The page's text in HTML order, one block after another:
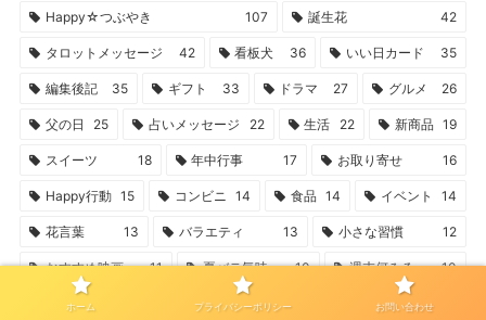
Happy☆つぶやき 107 誕生花 42
タロットメッセージ 42 看板犬 36 いい日カード 35
編集後記 35 ギフト 33 ドラマ 27 グルメ 26
父の日 25 占いメッセージ 22 生活 22 新商品 19
スイーツ 18 年中行事 17 お取り寄せ 16
Happy行動 15 コンビニ 14 食品 14 イベント 14
花言葉 13 バラエティ 13 小さな習慣 12
おすすめ映画 11 夏バテ気味 10 週末何みる 10
マクドナルド 心を整える MLB
ホーム プライバシーポリシー お問い合わせ